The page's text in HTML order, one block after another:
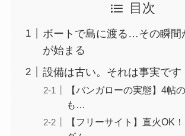
目次
ボートで島に渡る…その瞬間
が始まる
設備は古い。それは事実です
【バンガローの実態】4帖
も…
【フリーサイト】直火OK